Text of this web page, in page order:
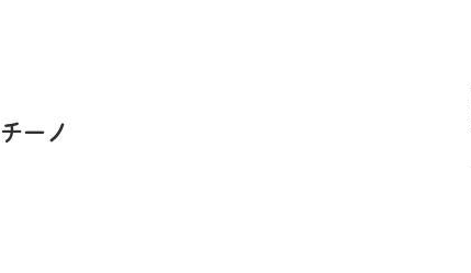
チーノ